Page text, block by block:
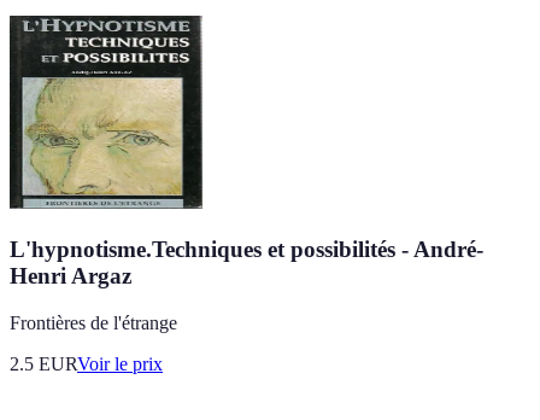
L'hypnotisme.Techniques et possibilités - André-
Henri Argaz
Frontières de l'étrange
2.5 EURVoir le prix